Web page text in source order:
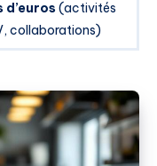
d’euros (activités
collaborations)